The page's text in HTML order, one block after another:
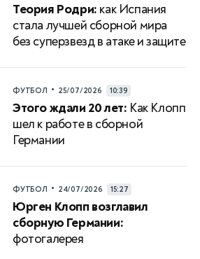
Теория Родри: как Испания
стала лучшей сборной мира
без суперзвезд в атаке и защите
ФУТБОЛ • 25/07/2026 10:39
Этого ждали 20 лет: Как Клопп
шел к работе в сборной
Германии
ФУТБОЛ • 24/07/2026 15:27
Юрген Клопп возглавил
сборную Германии:
фотогалерея